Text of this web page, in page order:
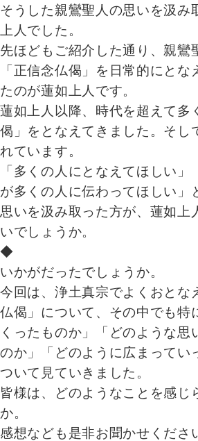
そうした親鸞聖人の思いを汲み
上人でした。
先ほどもご紹介した通り、親鸞
「正信念仏偈」を日常的にとな
たのが蓮如上人です。
蓮如上人以降、時代を超えて多
偈」をとなえてきました。そし
れています。
「多くの人にとなえてほしい」
が多くの人に伝わってほしい」
思いを汲み取った方が、蓮如上
いでしょうか。
◆
いかがだったでしょうか。
今回は、浄土真宗でよくおとな
仏偈」について、その中でも特
くったものか」「どのような思
のか」「どのように広まってい
ついて見ていきました。
皆様は、どのようなことを感じ
か。
感想なども是非お聞かせくださ